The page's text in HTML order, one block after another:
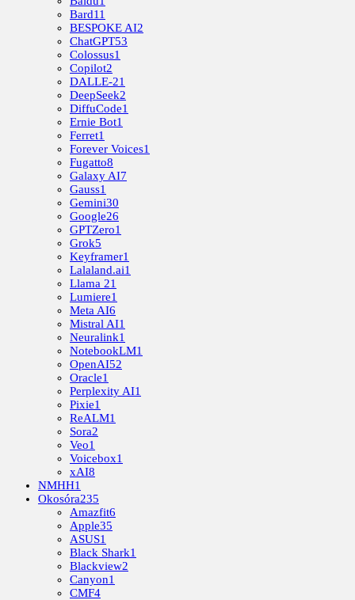
Bard11
BESPOKE AI2
ChatGPT53
Colossus1
Copilot2
DALLE-21
DeepSeek2
DiffuCode1
Ernie Bot1
Ferret1
Forever Voices1
Fugatto8
Galaxy AI7
Gauss1
Gemini30
Google26
GPTZero1
Grok5
Keyframer1
Lalaland.ai1
Llama 21
Lumiere1
Meta AI6
Mistral AI1
Neuralink1
NotebookLM1
OpenAI52
Oracle1
Perplexity AI1
Pixie1
ReALM1
Sora2
Veo1
Voicebox1
xAI8
NMHH1
Okosóra235
Amazfit6
Apple35
ASUS1
Black Shark1
Blackview2
Canyon1
CMF4